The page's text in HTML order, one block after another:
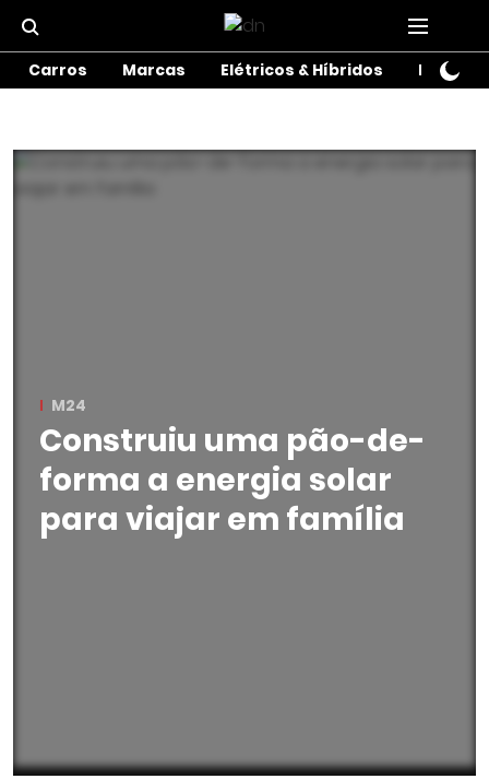
Carros Marcas Elétricos & Híbridos Motos
M24
Construiu uma pão-de-
forma a energia solar
para viajar em família